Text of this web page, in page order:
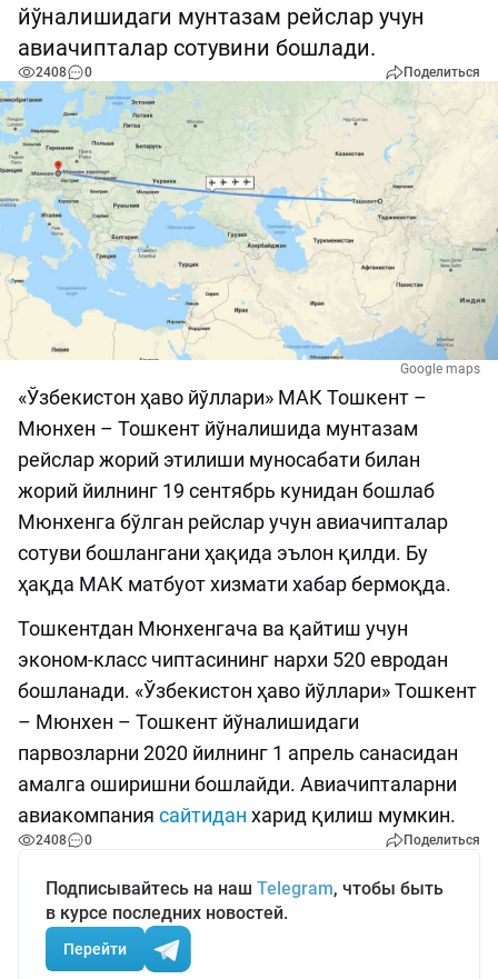
йўналишидаги мунтазам рейслар учун
авиачипталар сотувини бошлади.
2408 0 Поделиться
Google maps
«Ўзбекистон ҳаво йўллари» МАК Тошкент –
Мюнхен – Тошкент йўналишида мунтазам
рейслар жорий этилиши муносабати билан
жорий йилнинг 19 сентябрь кунидан бошлаб
Мюнхенга бўлган рейслар учун авиачипталар
сотуви бошлангани ҳақида эълон қилди. Бу
ҳақда МАК матбуот хизмати хабар бермоқда.
Тошкентдан Мюнхенгача ва қайтиш учун
эконом-класс чиптасининг нархи 520 евродан
бошланади. «Ўзбекистон ҳаво йўллари» Тошкент
– Мюнхен – Тошкент йўналишидаги
парвозларни 2020 йилнинг 1 апрель санасидан
амалга оширишни бошлайди. Авиачипталарни
авиакомпания сайтидан харид қилиш мумкин.
2408 0 Поделиться
Подписывайтесь на наш Telegram, чтобы быть
в курсе последних новостей.
Перейти